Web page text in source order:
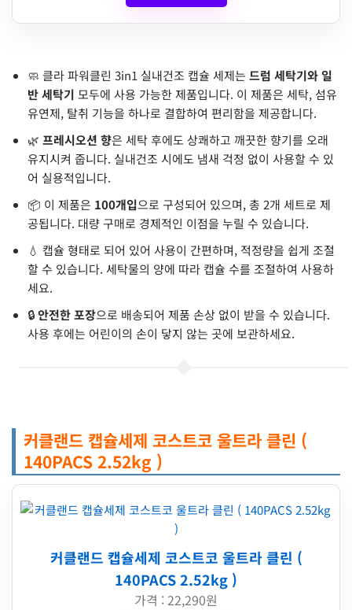
🧼 클라 파워클린 3in1 실내건조 캡슐 세제는 드럼 세탁기와 일
반 세탁기 모두에 사용 가능한 제품입니다. 이 제품은 세탁, 섬유
유연제, 탈취 기능을 하나로 결합하여 편리함을 제공합니다.
🌿 프레시오션 향은 세탁 후에도 상쾌하고 깨끗한 향기를 오래
유지시켜 줍니다. 실내건조 시에도 냄새 걱정 없이 사용할 수 있
어 실용적입니다.
📦 이 제품은 100개입으로 구성되어 있으며, 총 2개 세트로 제
공됩니다. 대량 구매로 경제적인 이점을 누릴 수 있습니다.
💧 캡슐 형태로 되어 있어 사용이 간편하며, 적정량을 쉽게 조절
할 수 있습니다. 세탁물의 양에 따라 캡슐 수를 조절하여 사용하
세요.
🔒안전한 포장으로 배송되어 제품 손상 없이 받을 수 있습니다.
사용 후에는 어린이의 손이 닿지 않는 곳에 보관하세요.
커클랜드 캡슐세제 코스트코 울트라 클린 (
140PACS 2.52kg )
커클랜드 캡슐세제 코스트코 울트라 클린 (
140PACS 2.52kg )
가격 : 22,290원